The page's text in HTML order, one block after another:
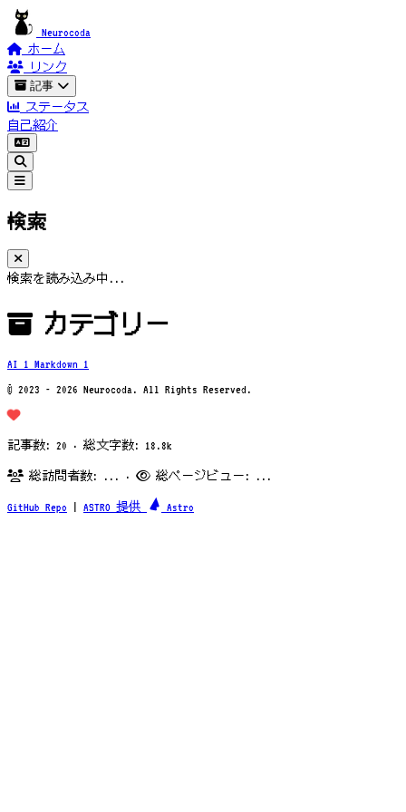
Neurocoda
ホーム
リンク
記事
ステータス
自己紹介
検索
検索を読み込み中...
カテゴリー
AI 1 Markdown 1
© 2023 - 2026 Neurocoda. All Rights Reserved.
記事数: 20 · 総文字数: 18.8k
総訪問者数: ... · 総ページビュー: ...
GitHub Repo ASTRO 提供 Astro